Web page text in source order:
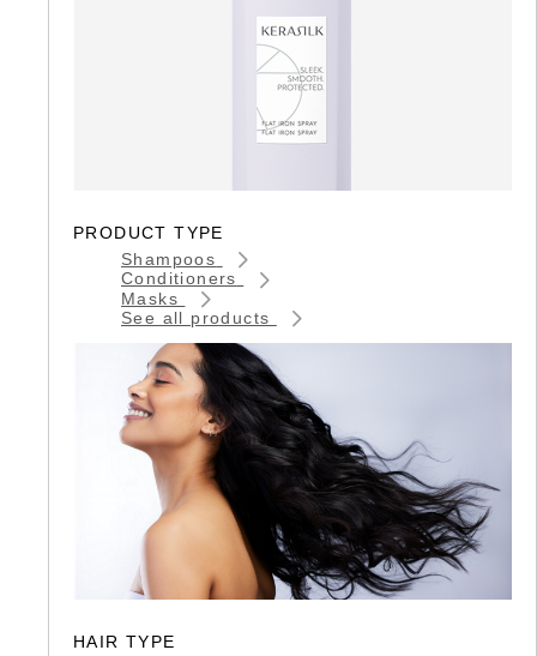
PRODUCT TYPE
Shampoos
Conditioners
Masks
See all products
HAIR TYPE